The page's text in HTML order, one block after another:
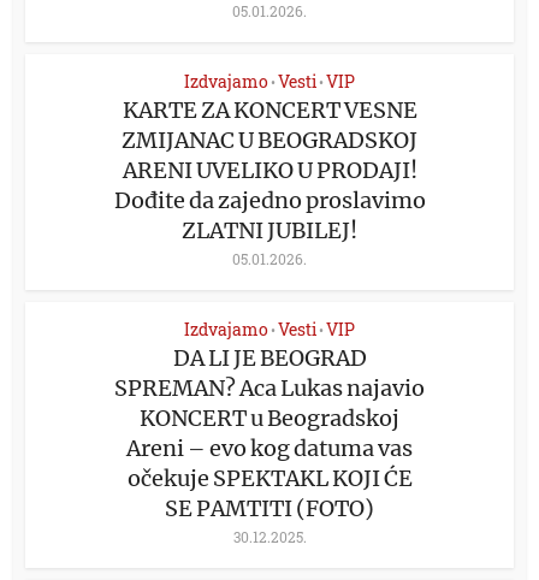
05.01.2026.
Izdvajamo•Vesti•VIP
KARTE ZA KONCERT VESNE
ZMIJANAC U BEOGRADSKOJ
ARENI UVELIKO U PRODAJI!
Dođite da zajedno proslavimo
ZLATNI JUBILEJ!
05.01.2026.
Izdvajamo•Vesti•VIP
DA LI JE BEOGRAD
SPREMAN? Aca Lukas najavio
KONCERT u Beogradskoj
Areni – evo kog datuma vas
očekuje SPEKTAKL KOJI ĆE
SE PAMTITI (FOTO)
30.12.2025.